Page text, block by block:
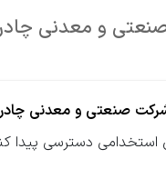
و معدنی
صنعتی و معدنی
دسترسی پیدا